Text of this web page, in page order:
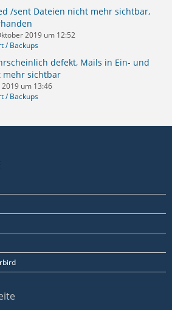
/sent Dateien nicht mehr sichtbar,
2019 um 12:52
/ Backups
defekt, Mails in Ein- und
mehr sichtbar
um 13:46
/ Backups